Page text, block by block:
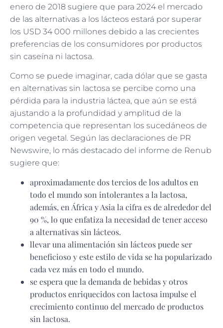
enero de 2018 sugiere que para 2024 el mercado
de las alternativas a los lácteos estará por superar
los USD 34 000 millones debido a las crecientes
preferencias de los consumidores por productos
sin caseína ni lactosa.
Como se puede imaginar, cada dólar que se gasta
en alternativas sin lactosa se percibe como una
pérdida para la industria láctea, que aún se está
ajustando a la profundidad y amplitud de la
competencia que representan los sucedáneos de
origen vegetal. Según las declaraciones de PR
Newswire, lo más destacado del informe de Renub
sugiere que:
aproximadamente dos tercios de los adultos en
todo el mundo son intolerantes a la lactosa,
además, en África y Asia la cifra es de alrededor del
90 %, lo que enfatiza la necesidad de tener acceso
a alternativas sin lácteos.
llevar una alimentación sin lácteos puede ser
beneficioso y este estilo de vida se ha popularizado
cada vez más en todo el mundo.
se espera que la demanda de bebidas y otros
productos enriquecidos con lactosa impulse el
crecimiento continuo del mercado de productos
sin lactosa.